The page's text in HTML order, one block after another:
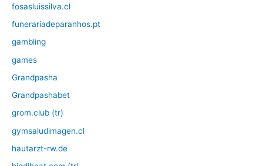
fosasluissilva.cl
funerariadeparanhos.pt
gambling
games
Grandpasha
Grandpashabet
grom.club (tr)
gymsaludimagen.cl
hautarzt-rw.de